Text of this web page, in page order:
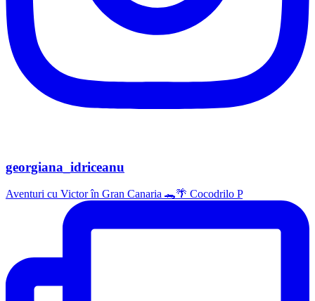
georgiana_idriceanu
Aventuri cu Victor în Gran Canaria 🐊🌴 Cocodrilo P